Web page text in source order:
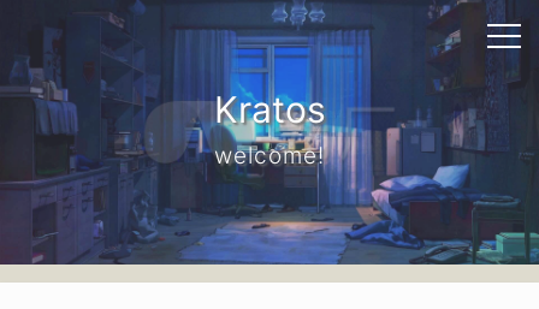
Kratos
welcome!